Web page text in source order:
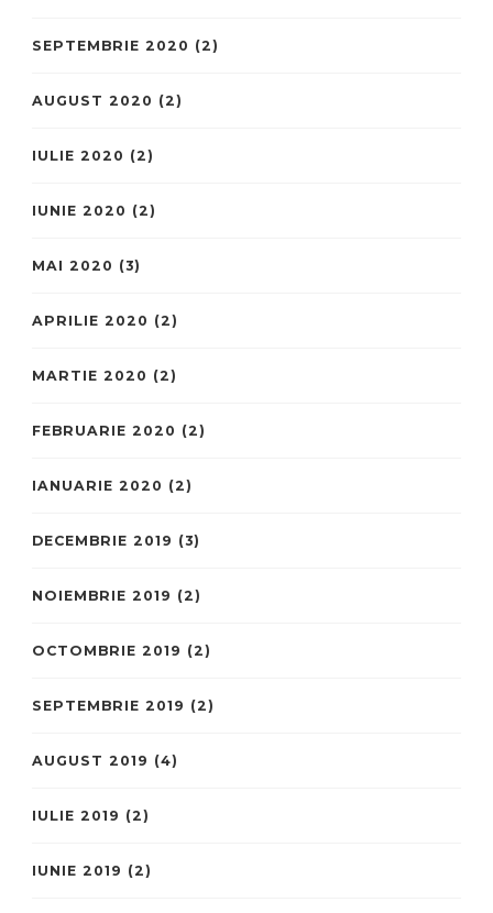
SEPTEMBRIE 2020 (2)
AUGUST 2020 (2)
IULIE 2020 (2)
IUNIE 2020 (2)
MAI 2020 (3)
APRILIE 2020 (2)
MARTIE 2020 (2)
FEBRUARIE 2020 (2)
IANUARIE 2020 (2)
DECEMBRIE 2019 (3)
NOIEMBRIE 2019 (2)
OCTOMBRIE 2019 (2)
SEPTEMBRIE 2019 (2)
AUGUST 2019 (4)
IULIE 2019 (2)
IUNIE 2019 (2)